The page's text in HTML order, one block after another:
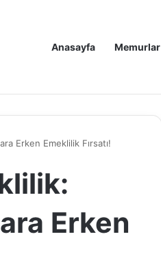
Anasayfa Memurlar
Erken Emeklilik Fırsatı!
Erken